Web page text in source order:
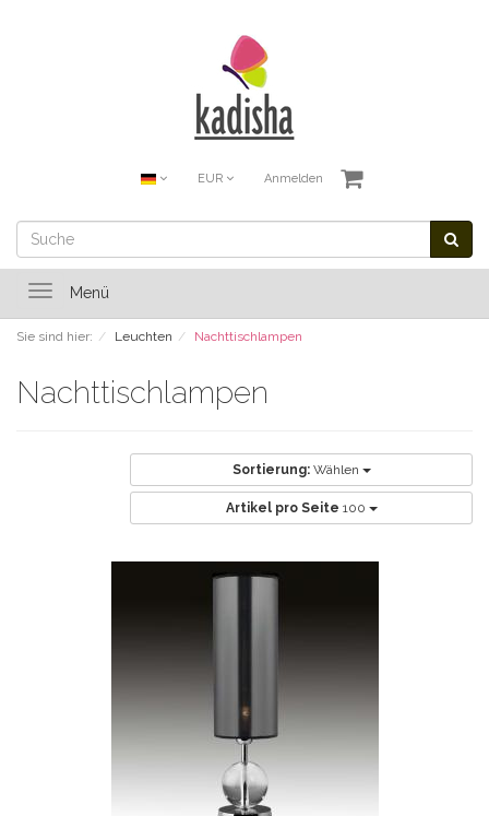
EUR Anmelden
ToggleMenü
Sie sind hier: Leuchten Nachttischlampen
Nachttischlampen
Sortierung: Wählen
Artikel pro Seite 100